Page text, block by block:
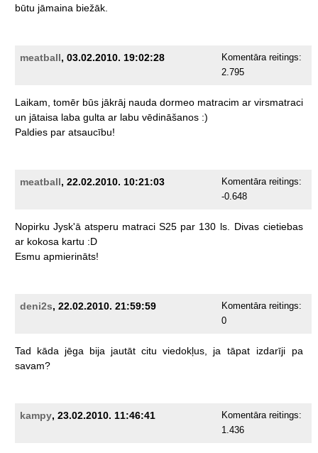
būtu jāmaina biežāk.
meatball, 03.02.2010. 19:02:28
Komentāra reitings:
2.795
Laikam, tomēr būs jākrāj nauda dormeo matracim ar virsmatraci
un jātaisa laba gulta ar labu vēdināšanos :)
Paldies par atsaucību!
meatball, 22.02.2010. 10:21:03
Komentāra reitings:
-0.648
Nopirku Jysk'ā atsperu matraci S25 par 130 ls. Divas cietiebas
ar kokosa kartu :D
Esmu apmierināts!
deni2s, 22.02.2010. 21:59:59
Komentāra reitings:
0
Tad kāda jēga bija jautāt citu viedokļus, ja tāpat izdarīji
pa
savam?
kampy, 23.02.2010. 11:46:41
Komentāra reitings:
1.436